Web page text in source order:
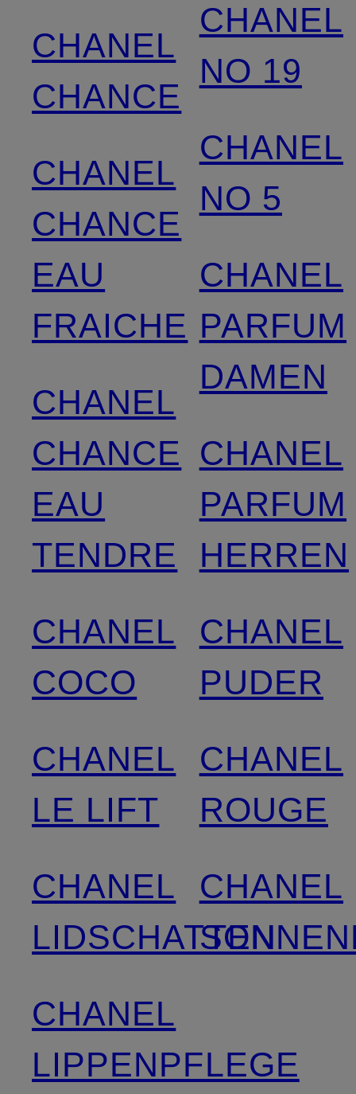
CHANEL
CHANCE
CHANEL
CHANCE
EAU
FRAICHE
CHANEL
CHANCE
EAU
TENDRE
CHANEL
COCO
CHANEL
LE LIFT
CHANEL
LIDSCHATTEN
CHANEL
LIPPENPFLEGE
CHANEL
NO 19
CHANEL
NO 5
CHANEL
PARFUM
DAMEN
CHANEL
PARFUM
HERREN
CHANEL
PUDER
CHANEL
ROUGE
CHANEL